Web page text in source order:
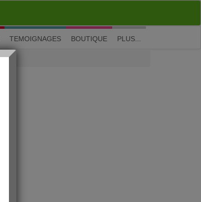
M'inscrire| Me connecter| ? Visite guidée
TEMOIGNAGES BOUTIQUE PLUS...